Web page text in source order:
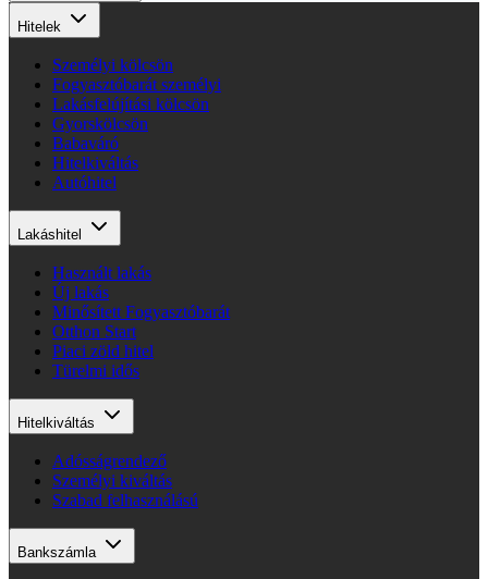
Hitelek
Személyi kölcsön
Fogyasztóbarát személyi
Lakásfelújítási kölcsön
Gyorskölcsön
Babaváró
Hitelkiváltás
Autóhitel
Lakáshitel
Használt lakás
Új lakás
Minősített Fogyasztóbarát
Otthon Start
Piaci zöld hitel
Türelmi idős
Hitelkiváltás
Adósságrendező
Személyi kiváltás
Szabad felhasználású
Bankszámla